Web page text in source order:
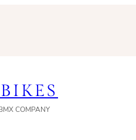
COMPANY